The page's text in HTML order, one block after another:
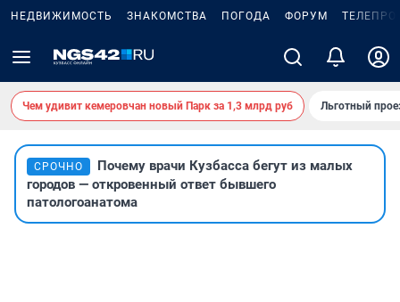
НЕДВИЖИМОСТЬ ЗНАКОМСТВА ПОГОДА ФОРУМ
Чем удивит кемеровчан новый Парк за 1,3 млрд руб Льготный
СРОЧНО
Почему врачи Кузбасса бегут из малых
городов — откровенный ответ бывшего
патологоанатома